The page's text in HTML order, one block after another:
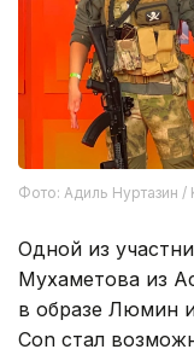
Фото: Адиль Нуртазин /
Одной из
Мухаметова из
в образе Люмин
Con стал